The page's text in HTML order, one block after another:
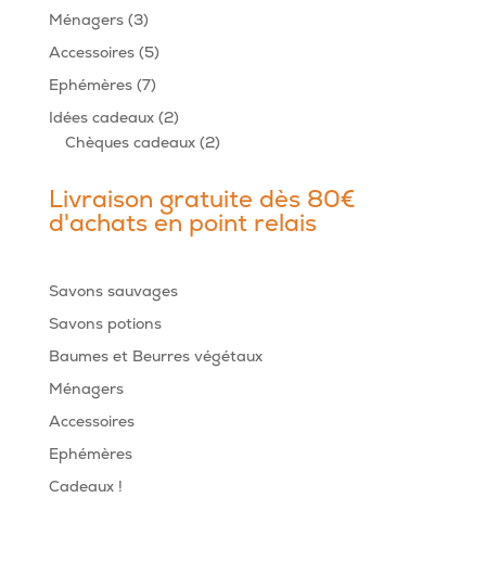
produits
Ménagers 33
produits
Accessoires 55
produits
Ephémères 77
produits
Idées cadeaux 22
produits
Chèques cadeaux 22
Livraison gratuite dès 80€
d'achats en point relais
Savons sauvages
Savons potions
Baumes et Beurres végétaux
Ménagers
Accessoires
Ephémères
Cadeaux !